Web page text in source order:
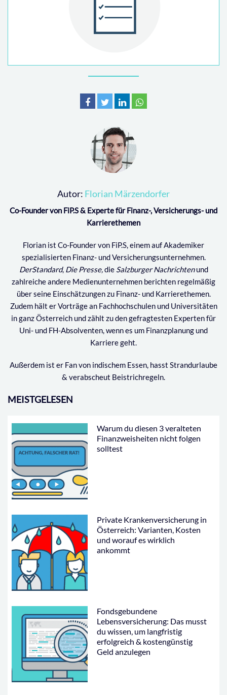
Autor: Florian Märzendorfer
Co-Founder von FiP.S & Experte für Finanz-, Versicherungs- und
Karrierethemen
Florian ist Co-Founder von FiP.S, einem auf Akademiker
spezialisierten Finanz- und Versicherungsunternehmen.
DerStandard, Die Presse,die Salzburger Nachrichtenund
zahlreiche andere Medienunternehmen berichten regelmäßig
über seine Einschätzungen zu Finanz- und Karrierethemen.
Zudem hält er Vorträge an Fachhochschulen und Universitäten
in ganz Österreich und zählt zu den gefragtesten Experten für
Uni- und FH-Absolventen, wenn es um Finanzplanung und
Karriere geht.
Außerdem ist er Fan von indischem Essen, hasst Strandurlaube
& verabscheut Beistrichregeln.
MEISTGELESEN
Warum du diesen 3 veralteten
Finanzweisheiten nicht folgen
solltest
Private Krankenversicherung in
Österreich: Varianten, Kosten
und worauf es wirklich
ankommt
Fondsgebundene
Lebensversicherung: Das musst
du wissen, um langfristig
erfolgreich & kostengünstig
Geld anzulegen